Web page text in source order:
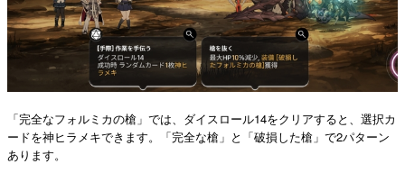
「完全なフォルミカの槍」では、ダイスロール14をクリアすると、選択カ
ードを神ヒラメキできます。「完全な槍」と「破損した槍」で2パターン
あります。